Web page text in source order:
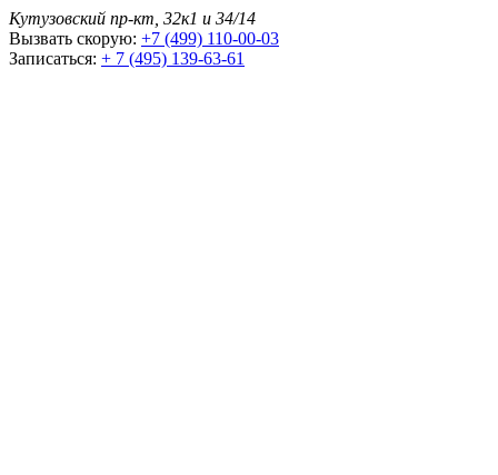
Кутузовский пр-кт, 32к1 и 34/14
Вызвать скорую: +7 (499) 110-00-03
Записаться: + 7 (495) 139-63-61